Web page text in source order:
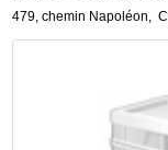
479, chemin Napoléon,